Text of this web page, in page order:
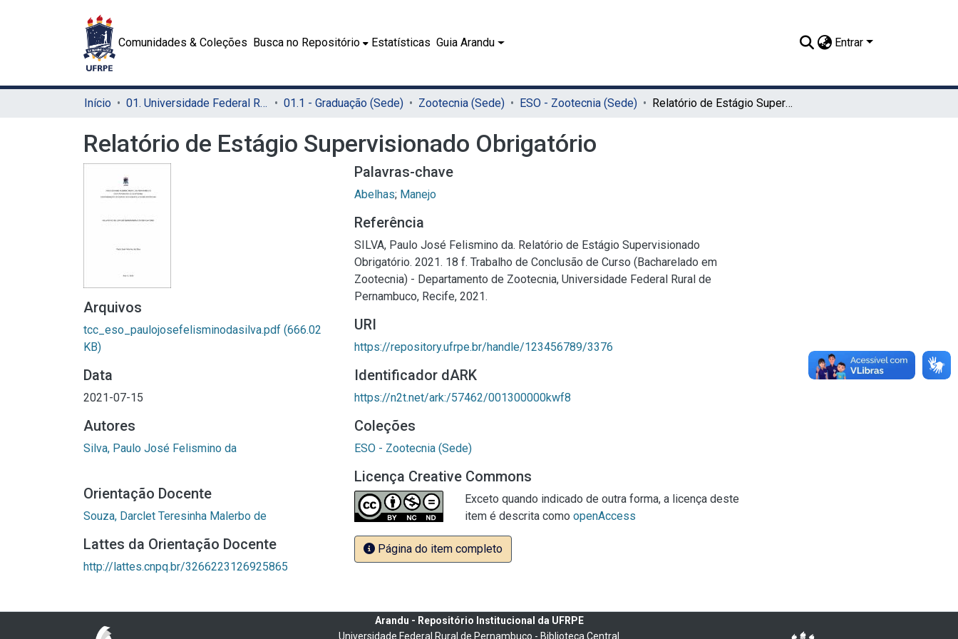
Comunidades & Coleções Busca no Repositório Estatísticas Guia Arandu Entrar
Início 01. Universidade Federal Rural de Pernambuco - UFRPE (Sede) 01.1 - Graduação (Sede) Zootecnia (Sede) ESO - Zootecnia (Sede) Relatório de Estágio Supervisionado Obrigatório
Relatório de Estágio Supervisionado Obrigatório
Arquivos
tcc_eso_paulojosefelisminodasilva.pdf (666.02
KB)
Data
2021-07-15
Autores
Silva, Paulo José Felismino da
Orientação Docente
Souza, Darclet Teresinha Malerbo de
Lattes da Orientação Docente
http://lattes.cnpq.br/3266223126925865
Palavras-chave
Abelhas; Manejo
Referência
SILVA, Paulo José Felismino da. Relatório de Estágio Supervisionado
Obrigatório. 2021. 18 f. Trabalho de Conclusão de Curso (Bacharelado em
Zootecnia) - Departamento de Zootecnia, Universidade Federal Rural de
Pernambuco, Recife, 2021.
URI
https://repository.ufrpe.br/handle/123456789/3376
Identificador dARK
https://n2t.net/ark:/57462/001300000kwf8
Coleções
ESO - Zootecnia (Sede)
Licença Creative Commons
Exceto quando indicado de outra forma, a licença deste
item é descrita como openAccess
Página do item completo
Arandu - Repositório Institucional da UFRPE
Universidade Federal Rural de Pernambuco - Biblioteca Central